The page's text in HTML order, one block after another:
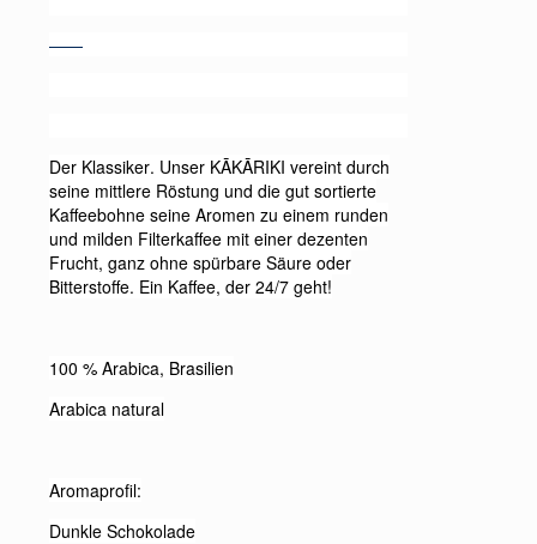
——
Der Klassiker. Unser KĀKĀRIKI vereint durch
seine mittlere Röstung und die gut sortierte
Kaffeebohne seine Aromen zu einem runden
und milden Filterkaffee mit einer dezenten
Frucht, ganz ohne spürbare Säure oder
Bitterstoffe. Ein Kaffee, der 24/7 geht!
100 % Arabica, Brasilien
Arabica natural
Aromaprofil:
Dunkle Schokolade